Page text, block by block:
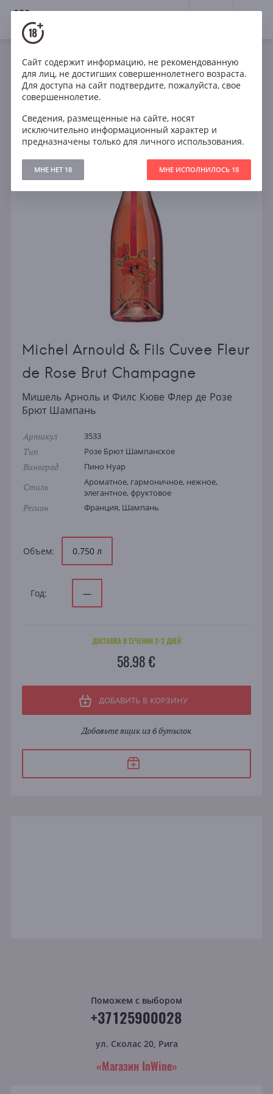
18+
Игристое Розе Брют
Франция
Michel Arnould & Fils Cuvee Fleur de Rose Brut
Champagne
Michel Arnould & Fils Cuvee Fleur
de Rose Brut Champagne
Мишель Арноль и Филс Кюве Флер де Розе
Брют Шампань
Артикул 3533
Тип Розе Брют Шампанское
Виноград Пино Нуар
Стиль
Ароматное, гармоничное, нежное,
элегантное, фруктовое
Регион Франция, Шампань
Объем: 0.750 л
Год: —
ДОСТАВКА В ТЕЧЕНИИ 2-3 ДНЕЙ
58.98 €
ДОБАВИТЬ В КОРЗИНУ
Добавьте ящик из 6 бутылок
Поможем с выбором
+37125900028
ул. Сколас 20, Рига
«Магазин InWine»
Сайт содержит информацию, не рекомендованную
для лиц, не достигших совершеннолетнего возраста.
Для доступа на сайт подтвердите, пожалуйста, свое
совершеннолетие.
Сведения, размещенные на сайте, носят
исключительно информационный характер и
предназначены только для личного использования.
МНЕ НЕТ 18 МНЕ ИСПОЛНИЛОСЬ 18